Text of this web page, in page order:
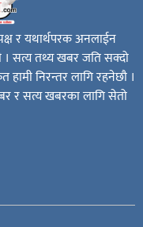
र यथार्थपरक अनलाईन
। सत्य तथ्य खबर जति सक्दो
निरन्तर लागि रहनेछौ ।
र सत्य खबरका लागि सेतो